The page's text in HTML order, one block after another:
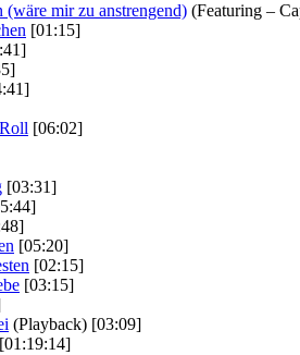
(wäre mir zu anstrengend) (Featuring –
[01:15]
[06:02]
[03:31]
[05:20]
[02:15]
[03:15]
(Playback) [03:09]
[01:19:14]